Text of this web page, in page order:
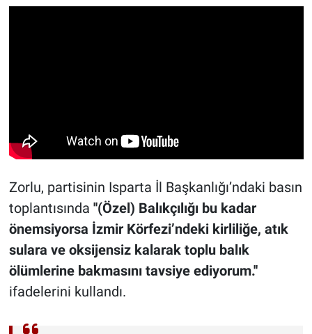
Zorlu, partisinin Isparta İl Başkanlığı’ndaki basın
toplantısında ''(Özel) Balıkçılığı bu kadar
önemsiyorsa İzmir Körfezi’ndeki kirliliğe, atık
sulara ve oksijensiz kalarak toplu balık
ölümlerine bakmasını tavsiye ediyorum.''
ifadelerini kullandı.